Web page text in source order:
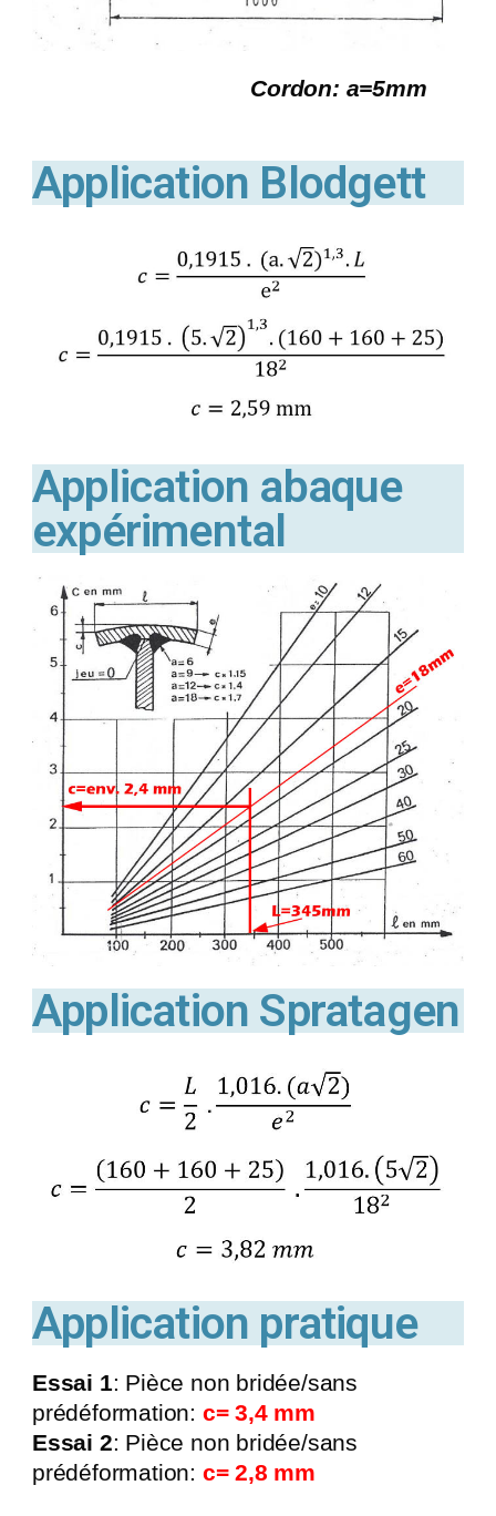
Cordon: a=5mm
Application Blodgett
Application abaque
expérimental
Application Spratagen
Application pratique
Essai 1: Pièce non bridée/sans
prédéformation: c= 3,4 mm
Essai 2: Pièce non bridée/sans
prédéformation: c= 2,8 mm